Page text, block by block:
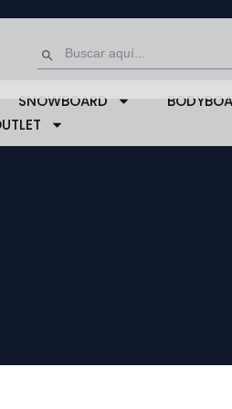
Botón de búsqueda
SNOWBOARD